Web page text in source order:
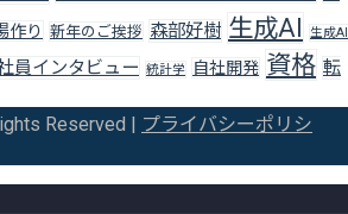
作り 新年のご挨拶 森部好樹 生成AI 生成AI
員インタビュー 統計学 自社開発 資格 転
Reserved |
プライバシーポリシ